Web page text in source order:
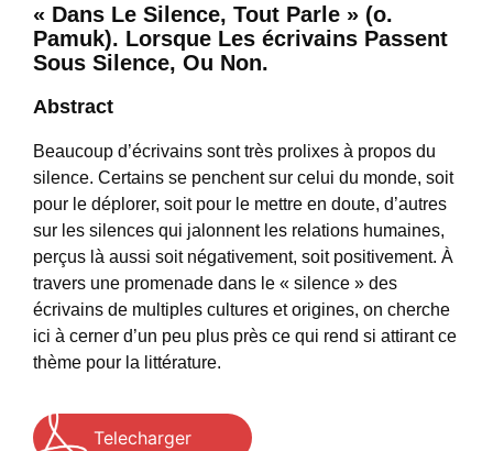
« Dans Le Silence, Tout Parle » (o.
Pamuk). Lorsque Les écrivains Passent
Sous Silence, Ou Non.
Abstract
Beaucoup d’écrivains sont très prolixes à propos du
silence. Certains se penchent sur celui du monde, soit
pour le déplorer, soit pour le mettre en doute, d’autres
sur les silences qui jalonnent les relations humaines,
perçus là aussi soit négativement, soit positivement. À
travers une promenade dans le « silence » des
écrivains de multiples cultures et origines, on cherche
ici à cerner d’un peu plus près ce qui rend si attirant ce
thème pour la littérature.
Telecharger